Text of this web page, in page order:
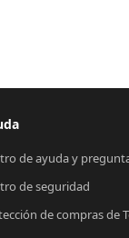
de ayuda y
de seguridad
de compras de